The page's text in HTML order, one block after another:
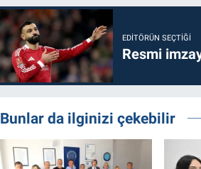
EDITÖRÜN SEÇTIĞI
Resmi
Bunlar da ilginizi çekebilir